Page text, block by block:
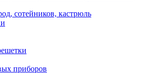
сотейников, кастрюль
приборов